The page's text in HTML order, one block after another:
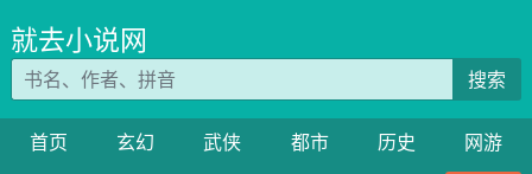
就去小说网
搜索
首页 玄幻 武侠 都市 历史
网游